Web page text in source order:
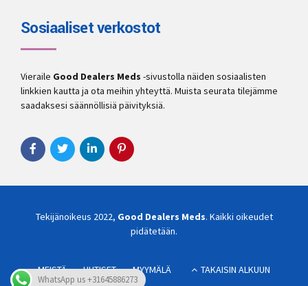
Sosiaaliset verkostot
Vieraile Good Dealers Meds -sivustolla näiden sosiaalisten
linkkien kautta ja ota meihin yhteyttä. Muista seurata tilejämme
saadaksesi säännöllisiä päivityksiä.
Tekijänoikeus 2022, Good Dealers Meds. Kaikki oikeudet
pidätetään.
MEISTÄ UUTISET MYYMÄLÄ TAKAISIN ALKUUN
WhatsApp us +31645886273